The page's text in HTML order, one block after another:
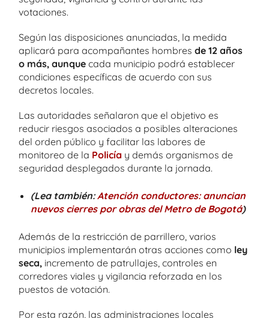
votaciones.
Según las disposiciones anunciadas, la medida
aplicará para acompañantes hombres de 12 años
o más, aunque cada municipio podrá establecer
condiciones específicas de acuerdo con sus
decretos locales.
Las autoridades señalaron que el objetivo es
reducir riesgos asociados a posibles alteraciones
del orden público y facilitar las labores de
monitoreo de la Policía y demás organismos de
seguridad desplegados durante la jornada.
(Lea también:Atención conductores: anuncian
nuevos cierres por obras del Metro de Bogotá)
Además de la restricción de parrillero, varios
municipios implementarán otras acciones como ley
seca, incremento de patrullajes, controles en
corredores viales y vigilancia reforzada en los
puestos de votación.
Por esta razón, las administraciones locales